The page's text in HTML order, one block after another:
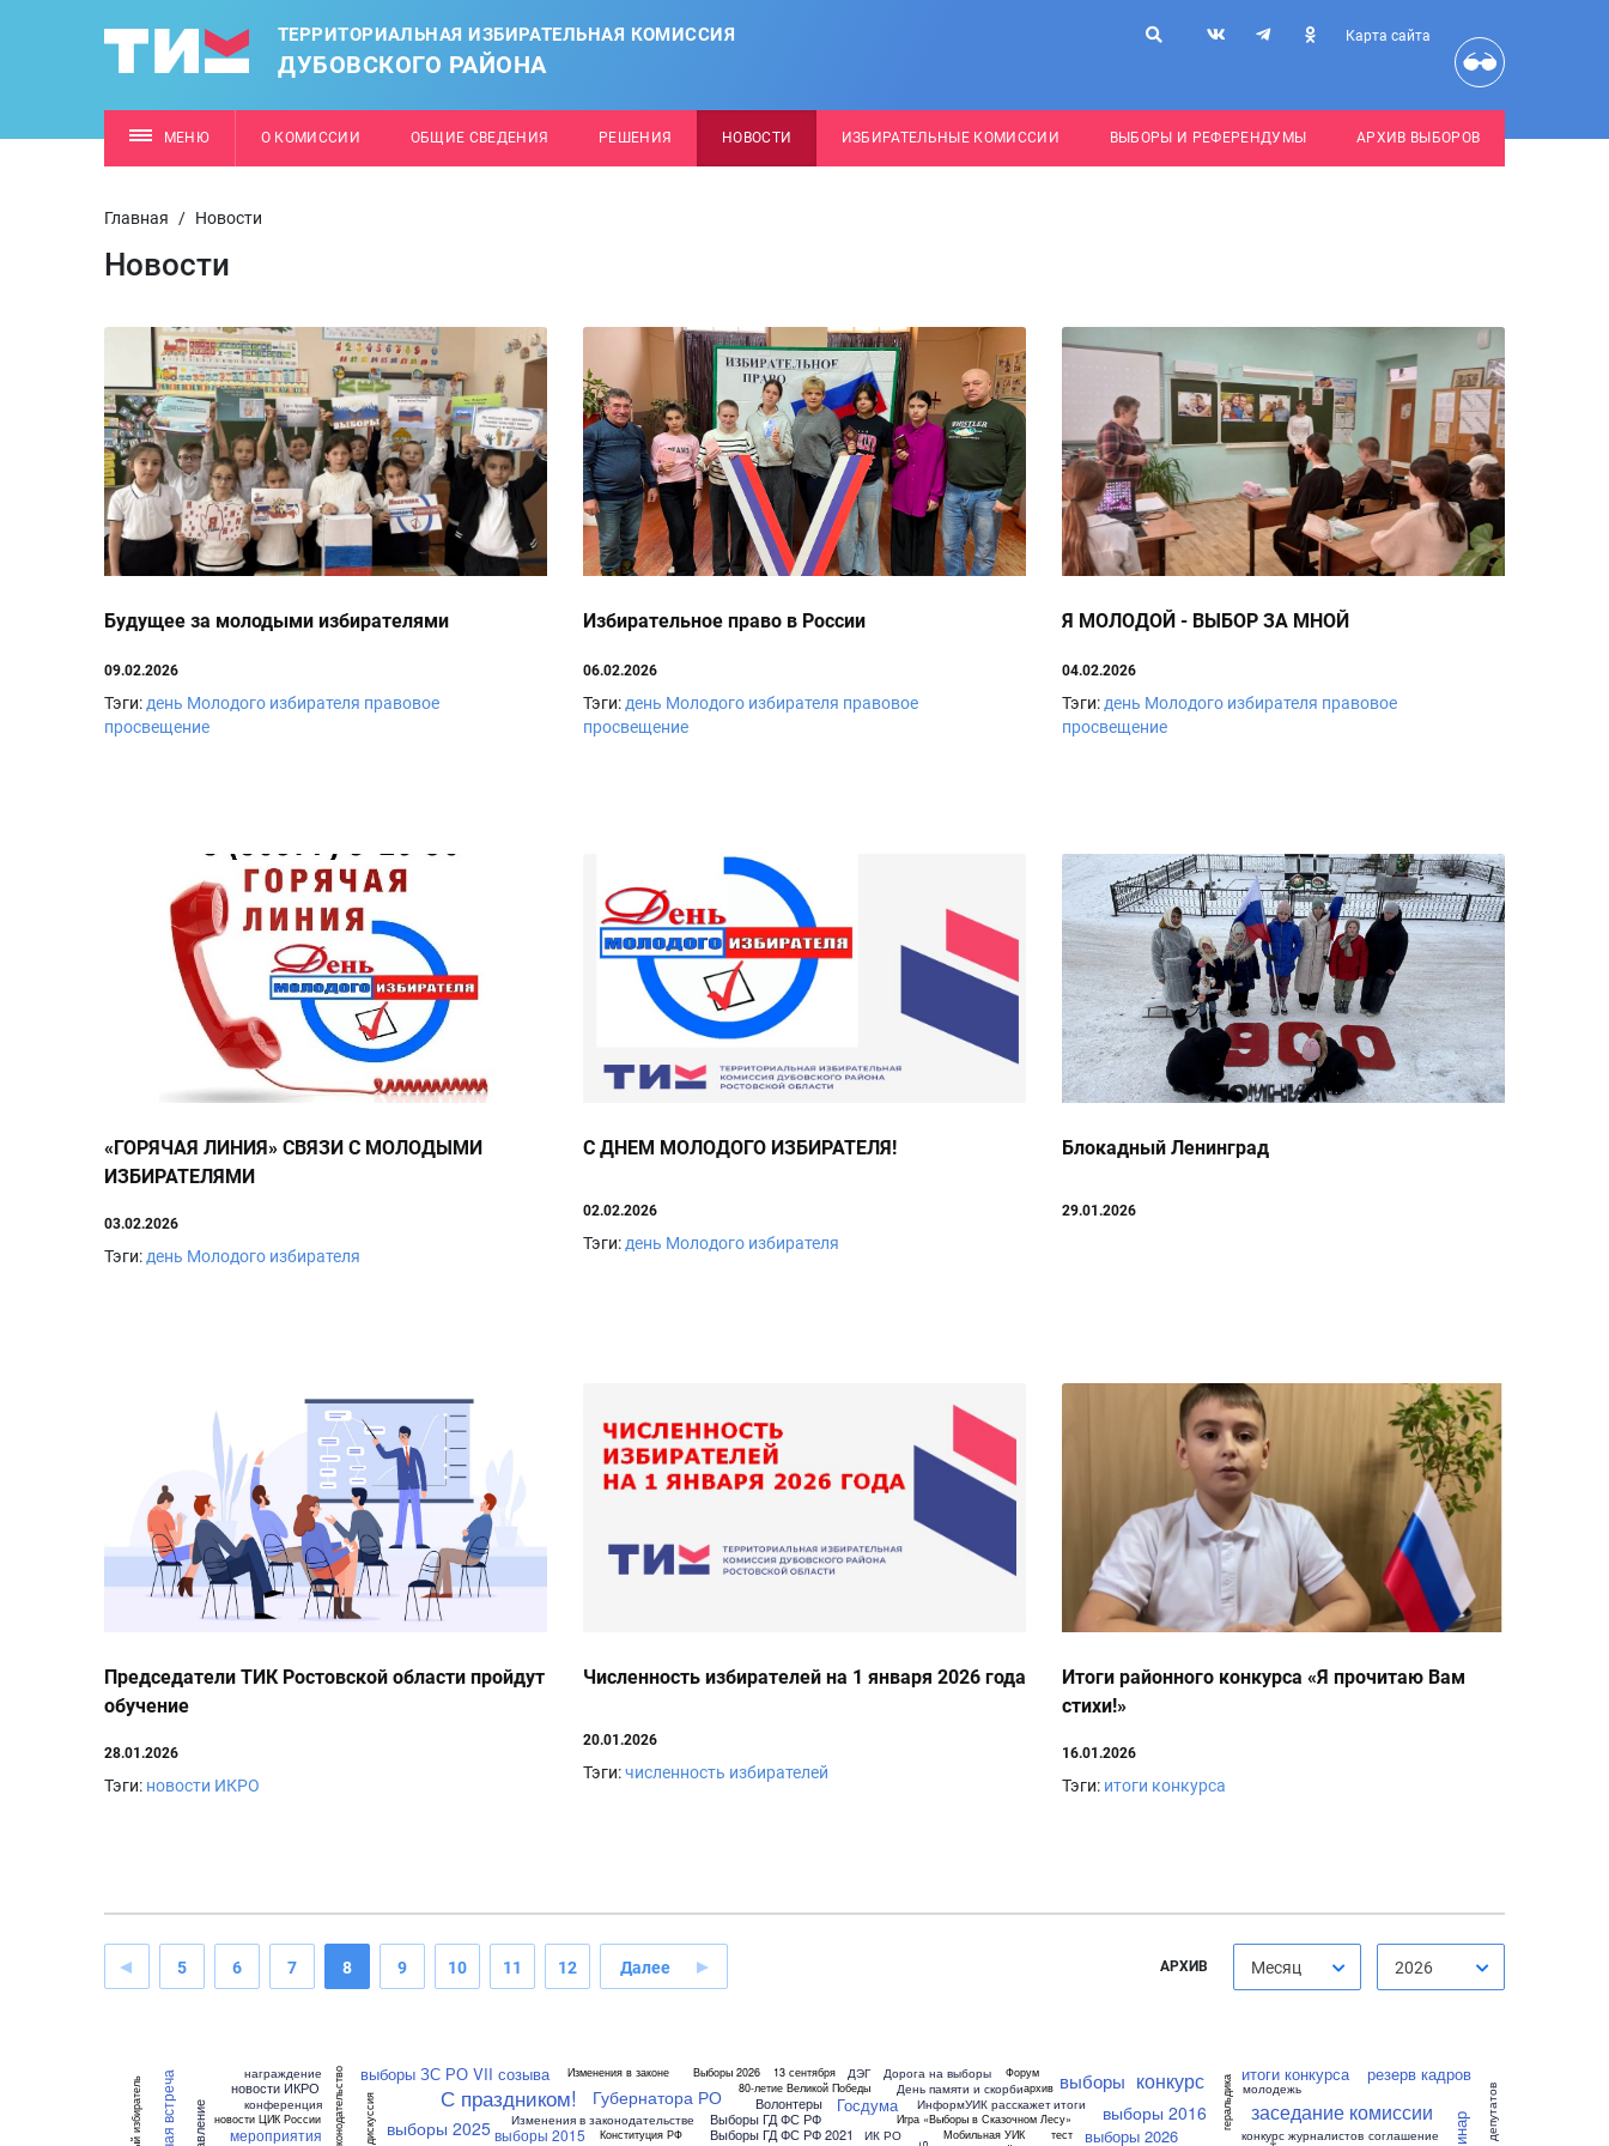
ТЕРРИТОРИАЛЬНАЯ ИЗБИРАТЕЛЬНАЯ КОМИССИЯ
ДУБОВСКОГО РАЙОНА
Карта сайта
МЕНЮ О КОМИССИИ ОБЩИЕ СВЕДЕНИЯ РЕШЕНИЯ НОВОСТИ ИЗБИРАТЕЛЬНЫЕ КОМИССИИ ВЫБОРЫ И РЕФЕРЕНДУМЫ АРХИВ ВЫБОРОВ
Главная / Новости
Новости
Будущее за молодыми избирателями
09.02.2026
Тэги: день Молодого избирателя правовое
просвещение
Избирательное право в России
06.02.2026
Тэги: день Молодого избирателя правовое
просвещение
Я МОЛОДОЙ - ВЫБОР ЗА МНОЙ
04.02.2026
Тэги: день Молодого избирателя правовое
просвещение
«ГОРЯЧАЯ ЛИНИЯ» СВЯЗИ С МОЛОДЫМИ
ИЗБИРАТЕЛЯМИ
03.02.2026
Тэги:день Молодого избирателя
С ДНЕМ МОЛОДОГО ИЗБИРАТЕЛЯ!
02.02.2026
Тэги:день Молодого избирателя
Блокадный Ленинград
29.01.2026
Председатели ТИК Ростовской области пройдут
обучение
28.01.2026
Тэги: новости ИКРО
Численность избирателей на 1 января 2026 года
20.01.2026
Тэги:численность избирателей
Итоги районного конкурса «Я прочитаю Вам
стихи!»
16.01.2026
Тэги: итоги конкурса
5 6 7 8 9 10 11 12 Далее АРХИВ Месяц 2026
13 сентября
80-летие Великой Победы
Волонтеры
Выборы 2026
Выборы ГД ФС РФ
Выборы ГД ФС РФ 2021
Госдума
Губернатора РО
ДЭГ
День памяти и скорби
Дорога на выборы
ИК РО
Игра «Выборы в Сказочном Лесу»
Изменения в законе
Изменения в законодательстве
ИнформУИК расскажет
Конституция РФ
Мобильная УИК
С праздником!
Форум
архив выборы
выборы 2015
выборы 2016
выборы 2025 выборы 2026
выборы ЗС РО VII созыва
геральдика
дискуссия
законодательство заседание комиссии
итоги
итоги конкурса
конкурс
конкурс журналистов
конференция
мероприятия
молодежь
награждение
новости ИКРО
новости ЦИК России
резерв кадров
соглашение
тест